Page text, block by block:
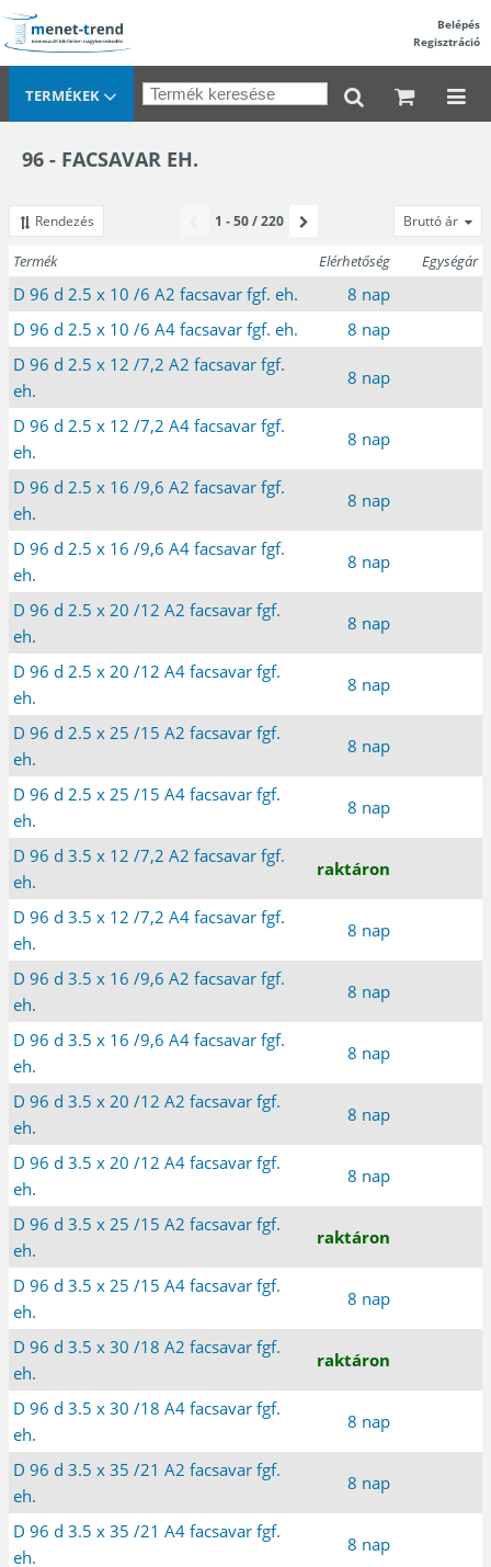
Belépés
Regisztráció
TERMÉKEK
96 - FACSAVAR EH.
Rendezés 1 - 50 / 220 Bruttó ár
Termék Elérhetőség Egységár
D 96 d 2.5 x 10 /6 A2 facsavar fgf. eh.
8 nap
D 96 d 2.5 x 10 /6 A4 facsavar fgf. eh.
8 nap
D 96 d 2.5 x 12 /7,2 A2 facsavar fgf.
eh.
8 nap
D 96 d 2.5 x 12 /7,2 A4 facsavar fgf.
eh.
8 nap
D 96 d 2.5 x 16 /9,6 A2 facsavar fgf.
eh.
8 nap
D 96 d 2.5 x 16 /9,6 A4 facsavar fgf.
eh.
8 nap
D 96 d 2.5 x 20 /12 A2 facsavar fgf.
eh.
8 nap
D 96 d 2.5 x 20 /12 A4 facsavar fgf.
eh.
8 nap
D 96 d 2.5 x 25 /15 A2 facsavar fgf.
eh.
8 nap
D 96 d 2.5 x 25 /15 A4 facsavar fgf.
eh.
8 nap
D 96 d 3.5 x 12 /7,2 A2 facsavar fgf.
eh.
raktáron
D 96 d 3.5 x 12 /7,2 A4 facsavar fgf.
eh.
8 nap
D 96 d 3.5 x 16 /9,6 A2 facsavar fgf.
eh.
8 nap
D 96 d 3.5 x 16 /9,6 A4 facsavar fgf.
eh.
8 nap
D 96 d 3.5 x 20 /12 A2 facsavar fgf.
eh.
8 nap
D 96 d 3.5 x 20 /12 A4 facsavar fgf.
eh.
8 nap
D 96 d 3.5 x 25 /15 A2 facsavar fgf.
eh.
raktáron
D 96 d 3.5 x 25 /15 A4 facsavar fgf.
eh.
8 nap
D 96 d 3.5 x 30 /18 A2 facsavar fgf.
eh.
raktáron
D 96 d 3.5 x 30 /18 A4 facsavar fgf.
eh.
8 nap
D 96 d 3.5 x 35 /21 A2 facsavar fgf.
eh.
8 nap
D 96 d 3.5 x 35 /21 A4 facsavar fgf.
eh.
8 nap